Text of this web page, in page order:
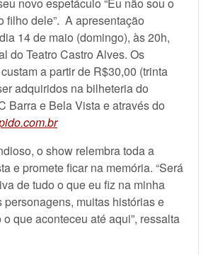
filho dele”. A apresentação
14 de maio (domingo), às 20h,
do Teatro Castro Alves. Os
a partir de R$30,00 (trinta
adquiridos na bilheteria do
Barra e Bela Vista e através do
o show relembra toda a
e promete ficar na memória. “Será
de tudo o que eu fiz na minha
personagens, muitas histórias e
que aconteceu até aqui”, ressalta